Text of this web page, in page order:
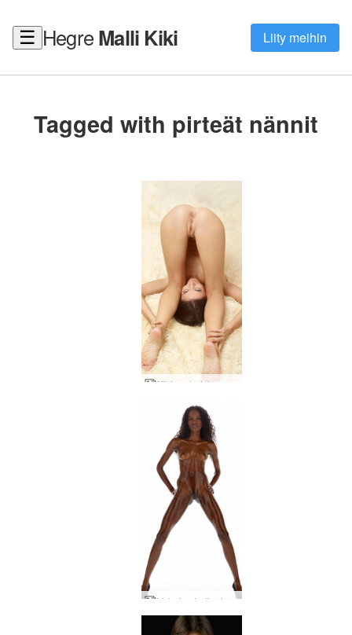
☰ HegreMalli Kiki Liity meihin
Tagged with pirteät nännit
Valerie studioalan parhaista alastoista